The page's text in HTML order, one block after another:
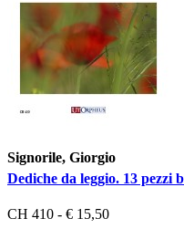
Signorile, Giorgio
Dediche da leggio. 13 pezzi
CH 410 - € 15,50